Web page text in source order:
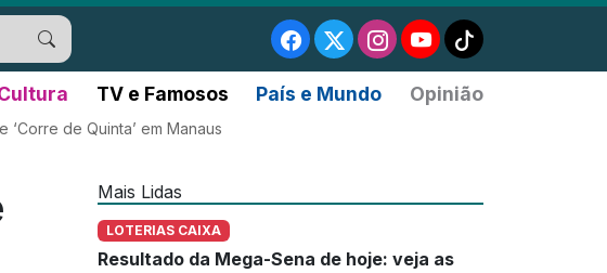
TV e Famosos País e Mundo Opinião
de Quinta’ em Manaus
Mais Lidas
LOTERIAS CAIXA
Resultado da Mega-Sena de hoje: veja as